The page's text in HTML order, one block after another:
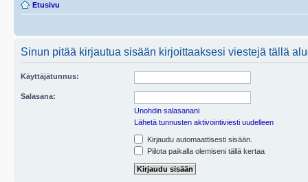
Etusivu
Sinun pitää kirjautua sisään kirjoittaaksesi viestejä tällä
Käyttäjätunnus:
Salasana:
Unohdin salasanani
Lähetä tunnusten aktivointiviesti uudelleen
Kirjaudu automaattisesti sisään.
Piilota paikalla olemiseni tällä kertaa